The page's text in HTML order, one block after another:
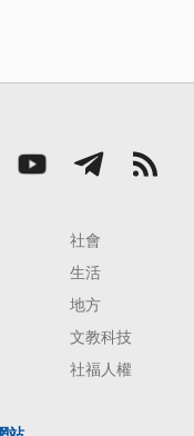
社會
生活
地方
文教科技
社福人權